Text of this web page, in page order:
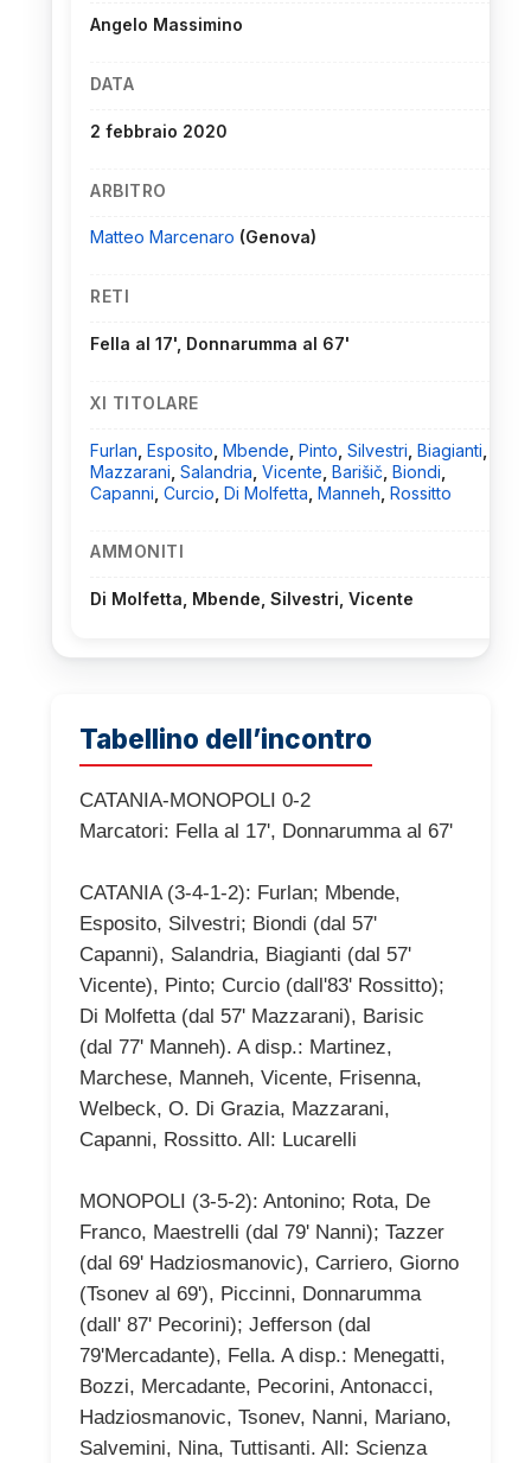
Angelo Massimino
DATA
2 febbraio 2020
ARBITRO
Matteo Marcenaro (Genova)
RETI
Fella al 17', Donnarumma al 67'
XI TITOLARE
Furlan Esposito Mbende Pinto Silvestri Biagianti
Mazzarani Salandria Vicente Barišič Biondi
Capanni Curcio Di Molfetta Manneh Rossitto
AMMONITI
Di Molfetta, Mbende, Silvestri, Vicente
Tabellino dell’incontro
CATANIA-MONOPOLI 0-2
Marcatori: Fella al 17', Donnarumma al 67'
CATANIA (3-4-1-2): Furlan; Mbende,
Esposito, Silvestri; Biondi (dal 57'
Capanni), Salandria, Biagianti (dal 57'
Vicente), Pinto; Curcio (dall'83' Rossitto);
Di Molfetta (dal 57' Mazzarani), Barisic
(dal 77' Manneh). A disp.: Martinez,
Marchese, Manneh, Vicente, Frisenna,
Welbeck, O. Di Grazia, Mazzarani,
Capanni, Rossitto. All: Lucarelli
MONOPOLI (3-5-2): Antonino; Rota, De
Franco, Maestrelli (dal 79' Nanni); Tazzer
(dal 69' Hadziosmanovic), Carriero, Giorno
(Tsonev al 69'), Piccinni, Donnarumma
(dall' 87' Pecorini); Jefferson (dal
79'Mercadante), Fella. A disp.: Menegatti,
Bozzi, Mercadante, Pecorini, Antonacci,
Hadziosmanovic, Tsonev, Nanni, Mariano,
Salvemini, Nina, Tuttisanti. All: Scienza